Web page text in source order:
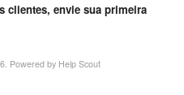
clientes, envie sua primeira
Powered by Help Scout